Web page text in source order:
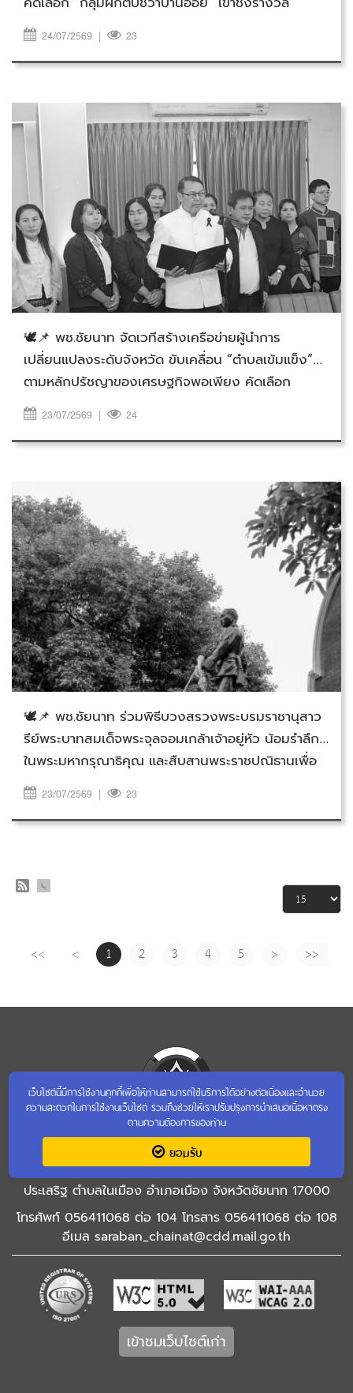
“หม่อมงามจิตต์ บุรฉัตร” ประจำปี 2569 สะท้อนพลัง
ชุมชนเข้มแข็ง สืบสานภูมิปัญญาสู่การพัฒนาอย่าง
ยั่งยืน
24/07/2569 | 23
วันพฤหัสบดีที่ 23 กรกฎาคม 2569
🕊️📌 พช.ชัยนาท จัดเวทีสร้างเครือข่ายผู้นำการ
เปลี่ยนแปลงระดับจังหวัด ขับเคลื่อน “ตำบลเข้มแข็ง”
ตามหลักปรัชญาของเศรษฐกิจพอเพียง คัดเลือก
ต้นแบบสู่เวทีระดับเขต
23/07/2569 | 24
วันพฤหัสบดีที่ 23 กรกฎาคม 2569
🕊️📌 พช.ชัยนาท ร่วมพิธีบวงสรวงพระบรมราชานุสาว
รีย์พระบาทสมเด็จพระจุลจอมเกล้าเจ้าอยู่หัว น้อมรำลึก
ในพระมหากรุณาธิคุณ และสืบสานพระราชปณิธานเพื่อ
ประโยชน์สุขของประชาชน
23/07/2569 | 23
<< < 1 2 3 4 5 > >>
สำนักงานพัฒนาชุมชนจังหวัดชัยนาท
ศาลากลางหลังเก่า ชั้น 2 ศาลากลางจังหวัดชัยนาท ถนนพรหม
ประเสริฐ ตำบลในเมือง อำเภอเมือง จังหวัดชัยนาท 17000
โทรศัพท์ 056411068 ต่อ 104 โทรสาร 056411068 ต่อ 108
อีเมล saraban_chainat@cdd.mail.go.th
เข้าชมเว็บไซต์เก่า
เว็บไซต์นี้มีการใช้งานคุกกี้เพื่อให้ท่านสามารถใช้บริการได้อย่างต่อเนื่องและอำนวย
ความสะดวกในการใช้งานเว็บไซต์ รวมถึงช่วยให้เราปรับปรุงการนำเสนอเนื้อหาตรง
ตามความต้องการของท่าน
ยอมรับ